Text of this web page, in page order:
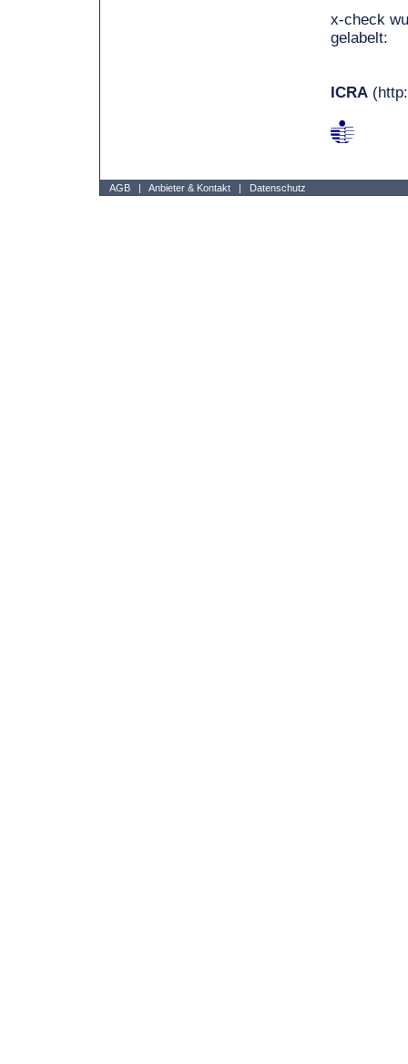
x-check
gelabelt:
ICRA
AGB | Anbieter & Kontakt | Datenschutz